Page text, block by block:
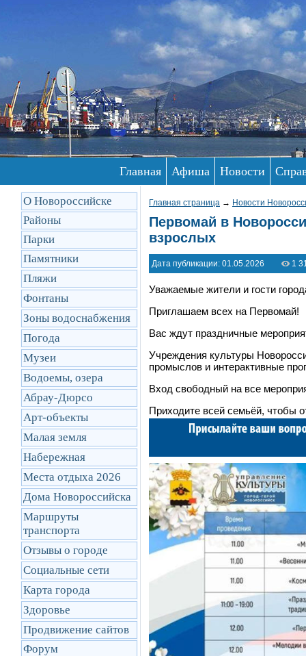
Главная Афиша Новости
О Новороссийске
Районы
Парки
Памятники
Пляжи
Фонтаны
Зоны водоснабжения
Погода
Музеи
Водоемы, озера
Абрау-Дюрсо
Арт-объекты
Малая земля
Набережная
Места отдыха 2026
Дома Новороссийска
Маршруты
транcпорта
Отзывы о городе
Социальные сети
Карта города
Здоровье
Продвижение сайтов
Форум
Главная страница → Новости
Первомай в
взрослых
Дата публикации: 01.05.2026 1
Уважаемые жители и гости
Приглашаем всех на Первомай!
Вас ждут праздничные
Учреждения культуры
промыслов и интерактивные
Вход свободный на все
Приходите всей семьёй, чтобы